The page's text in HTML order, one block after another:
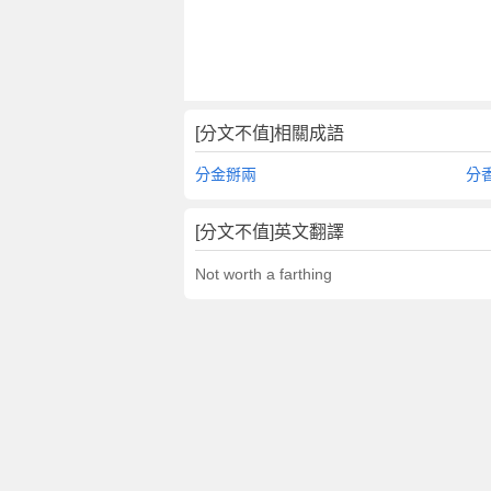
[分文不值]相關成語
分金掰兩 分
[分文不值]英文翻譯
Not worth a farthing